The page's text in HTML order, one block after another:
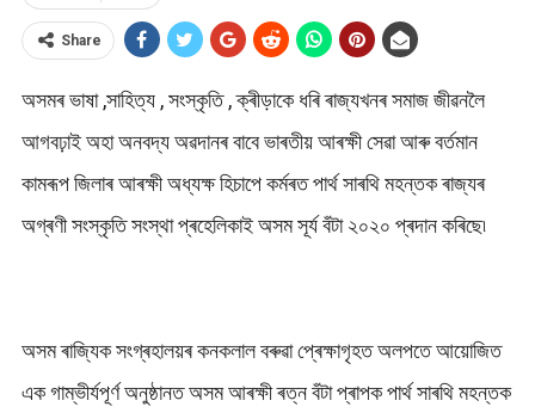
Share
অসমৰ ভাষা ,সাহিত্য , সংস্কৃতি , ক্ৰীড়াকে ধৰি ৰাজ্যখনৰ সমাজ জীৱনলৈ
আগবঢ়াই অহা অনবদ্য অৱদানৰ বাবে ভাৰতীয় আৰক্ষী সেৱা আৰু বৰ্তমান
কামৰূপ জিলাৰ আৰক্ষী অধ্যক্ষ হিচাপে কৰ্মৰত পাৰ্থ সাৰথি মহন্তক ৰাজ্যৰ
অগ্ৰণী সংস্কৃতি সংস্থা প্ৰহেলিকাই অসম সূৰ্য বঁটা ২০২০ প্ৰদান কৰিছে৷
অসম ৰাজ্যিক সংগ্ৰহালয়ৰ কনকলাল বৰুৱা প্ৰেক্ষাগৃহত অলপতে আয়োজিত
এক গাম্ভীৰ্যপূৰ্ণ অনুষ্ঠানত অসম আৰক্ষী ৰত্ন বঁটা প্ৰাপক পাৰ্থ সাৰথি মহন্তক